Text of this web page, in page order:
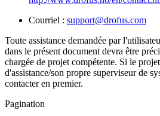
Courriel : support@drofus.com
Toute assistance demandée par
dans le présent document devra être
chargée de projet compétente. Si le
d'assistance/son propre superviseur de
contacter en premier.
Pagination